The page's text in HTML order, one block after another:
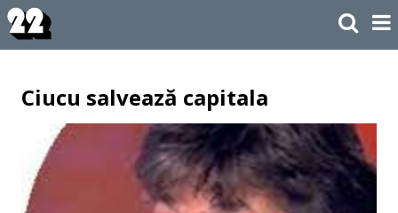
Ciucu salvează capitala